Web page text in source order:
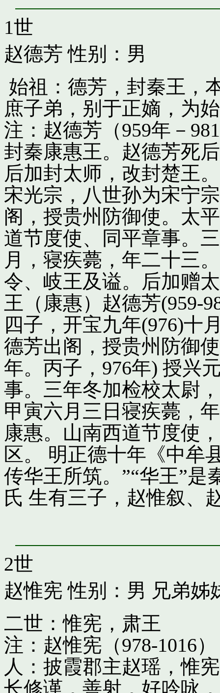
1世
赵德芳 性别：男
始祖：德芳，封秦王，
庶子弟，别于正嫡，为
注：赵德芳（959年－
封秦康惠王。赵德芳死
后加封太师，改封楚王
宋光宗，八世孙为宋宁
阁，授贵州防御使。太
道节度使、同平章事。
月，寝疾薨，年二十三
令、岐王及谥。后加赠
王（康惠）赵德芳(959-
四子，开宝九年(976)十
德芳出阁，授贵州防御
年。丙子，976年) 授兴
事。三年冬加检校太尉
甲寅六月三日寝疾薨，
康惠。山南西道节度使
区。 明正德十年《中牟
传华王所筑。”“华王”是
氏 生有三子，赵惟叙、
2世
赵惟宪 性别：男 兄弟姊
二世：惟宪，肃王
注：赵惟宪（978-1016
人：披霞郡主赵瑶，惟